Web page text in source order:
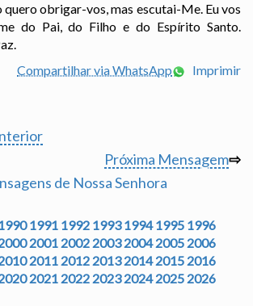
obrigar-vos, mas escutai-Me. Eu vos
do Pai, do Filho e do Espírito Santo.
Compartilhar via WhatsApp
Imprimir
Próxima Mensagem⇨
de Nossa Senhora
1991 1992 1993 1994 1995 1996
2001 2002 2003 2004 2005 2006
2011 2012 2013 2014 2015 2016
2021 2022 2023 2024 2025 2026